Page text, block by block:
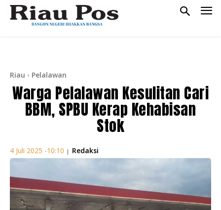
Riau Pelalawan
Warga Pelalawan Kesulitan Cari
BBM, SPBU Kerap Kehabisan
Stok
4 Juli 2025 -10:10 | Redaksi